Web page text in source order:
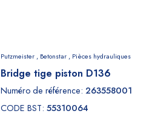
Putzmeister , Betonstar , Pièces hydrauliques
Bridge tige piston D136
Numéro de référence: 263558001
CODE BST: 55310064